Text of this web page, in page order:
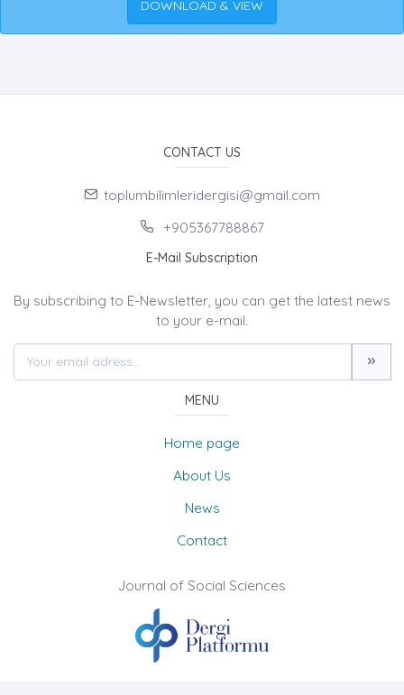
DOWNLOAD & VIEW
CONTACT US
toplumbilimleridergisi@gmail.com
+905367788867
E-Mail Subscription
By subscribing to E-Newsletter, you can get the latest news
to your e-mail.
MENU
Home page
About Us
News
Contact
Journal of Social Sciences